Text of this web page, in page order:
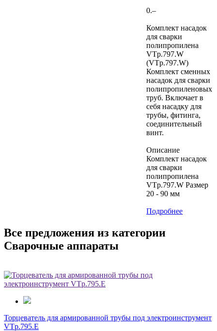
0.–
Комплект насадок
для сварки
полипропилена
VTp.797.W
(VTp.797.W)
Комплект сменных
насадок для сварки
полипропиленовых
труб. Включает в
себя насадку для
трубы, фитинга,
соединительный
винт.
Описание
Комплект насадок
для сварки
полипропилена
VTp.797.W Размер
20 - 90 мм
Подробнее
Все предложения из категории
Сварочные аппараты
Торцеватель для армированной трубы под электроинструмент
VTp.795.E